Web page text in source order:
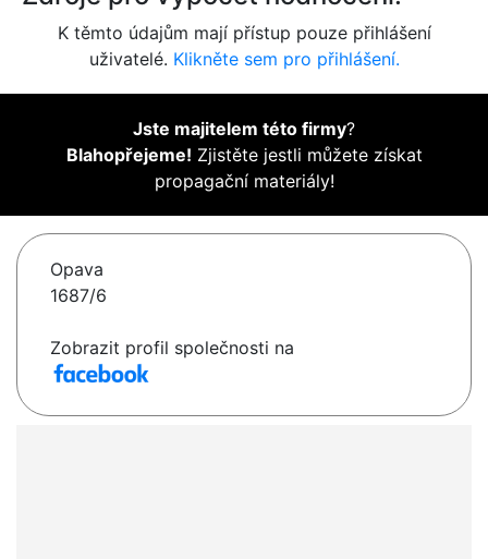
K těmto údajům mají přístup pouze přihlášení
uživatelé. Klikněte sem pro přihlášení.
Jste majitelem této firmy?
Blahopřejeme! Zjistěte jestli můžete získat
propagační materiály!
Opava
1687/6
Zobrazit profil společnosti na